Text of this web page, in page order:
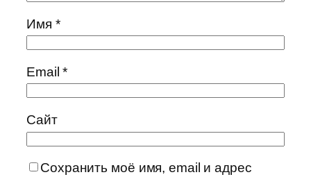
Имя *
Email*
Сайт
Сохранить моё имя, email и адрес